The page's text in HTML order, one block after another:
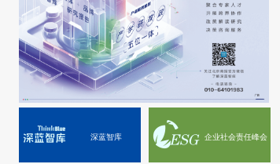
深蓝智库 企业社会责任峰会